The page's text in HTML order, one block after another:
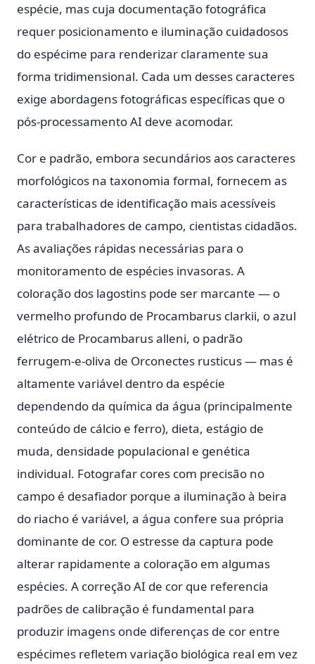
espécie, mas cuja documentação fotográfica
requer posicionamento e iluminação cuidadosos
do espécime para renderizar claramente sua
forma tridimensional. Cada um desses caracteres
exige abordagens fotográficas específicas que o
pós-processamento AI deve acomodar.
Cor e padrão, embora secundários aos caracteres
morfológicos na taxonomia formal, fornecem as
características de identificação mais acessíveis
para trabalhadores de campo, cientistas cidadãos.
As avaliações rápidas necessárias para o
monitoramento de espécies invasoras. A
coloração dos lagostins pode ser marcante — o
vermelho profundo de Procambarus clarkii, o azul
elétrico de Procambarus alleni, o padrão
ferrugem-e-oliva de Orconectes rusticus — mas é
altamente variável dentro da espécie
dependendo da química da água (principalmente
conteúdo de cálcio e ferro), dieta, estágio de
muda, densidade populacional e genética
individual. Fotografar cores com precisão no
campo é desafiador porque a iluminação à beira
do riacho é variável, a água confere sua própria
dominante de cor. O estresse da captura pode
alterar rapidamente a coloração em algumas
espécies. A correção AI de cor que referencia
padrões de calibração é fundamental para
produzir imagens onde diferenças de cor entre
espécimes refletem variação biológica real em vez